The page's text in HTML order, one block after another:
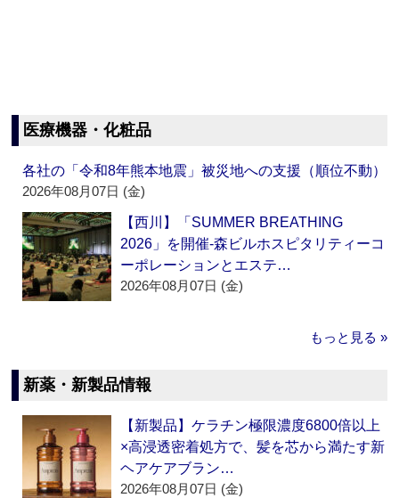
医療機器・化粧品
各社の「令和8年熊本地震」被災地への支援（順位不動）
2026年08月07日 (金)
【西川】「SUMMER BREATHING
2026」を開催‐森ビルホスピタリティーコ
ーポレーションとエステ…
2026年08月07日 (金)
もっと見る »
新薬・新製品情報
【新製品】ケラチン極限濃度6800倍以上
×高浸透密着処方で、髪を芯から満たす新
ヘアケアブラン…
2026年08月07日 (金)